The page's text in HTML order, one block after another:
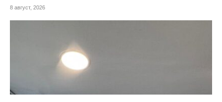
8 август, 2026